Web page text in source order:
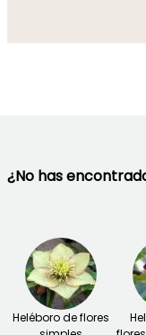
¿No has
Heléboro de flores